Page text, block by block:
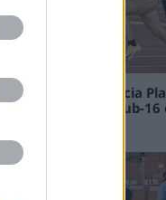
Sintorres, Patrícia
catalana sub-16